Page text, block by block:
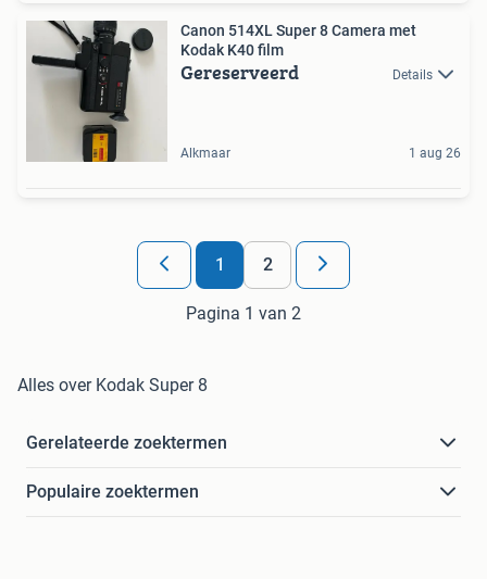
Canon 514XL Super 8 Camera met
Kodak K40 film
Gereserveerd Details
Alkmaar 1 aug 26
1 2
Pagina 1 van 2
Alles over Kodak Super 8
Gerelateerde zoektermen
Populaire zoektermen